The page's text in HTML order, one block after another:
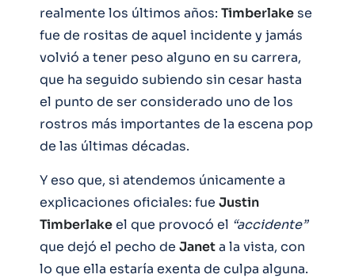
realmente los últimos años: Timberlakese
fue de rositas de aquel incidente y jamás
volvió a tener peso alguno en su carrera,
que ha seguido subiendo sin cesar hasta
el punto de ser considerado uno de los
rostros más importantes de la escena pop
de las últimas décadas.
Y eso que, si atendemos únicamente a
explicaciones oficiales: fue Justin
Timberlakeel que provocó el “accidente”
que dejó el pecho de Janeta la vista, con
lo que ella estaría exenta de culpa alguna.